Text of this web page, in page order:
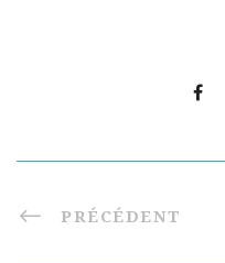
PRÉCÉDENT